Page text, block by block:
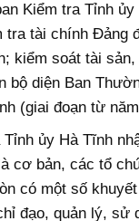
Kiểm tra Tỉnh
tra tài chính Đảng
kiểm soát tài
bộ diện Ban
(giai đoạn từ
ủy Hà Tĩnh
cơ bản, các tổ
có một số
đạo, quản lý, sử